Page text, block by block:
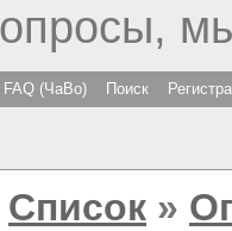
FAQ (ЧаВо) Поиск
Список »